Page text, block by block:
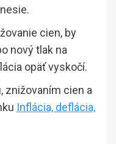
cien, by
nový tlak na
opäť vyskočí.
znižovaním cien a
Inflácia, deflácia,